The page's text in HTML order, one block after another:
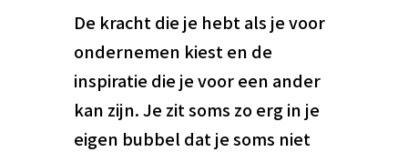
De kracht die je hebt als je voor
ondernemen kiest en de
inspiratie die je voor een ander
kan zijn. Je zit soms zo erg in je
eigen bubbel dat je soms niet